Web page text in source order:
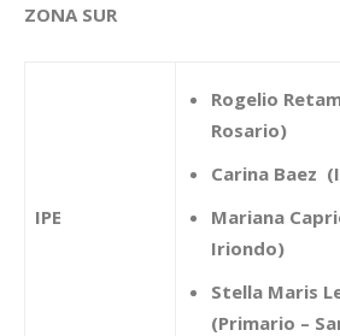
ZONA SUR
IPE
Rogelio
Rosario)
Carina Baez
Mariana
Iriondo)
Stella Maris
(Primario –